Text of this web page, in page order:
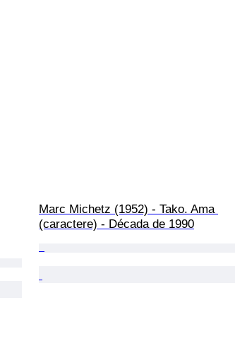
Marc Michetz (1952) - Tako. Ama
(caractere) - Década de 1990